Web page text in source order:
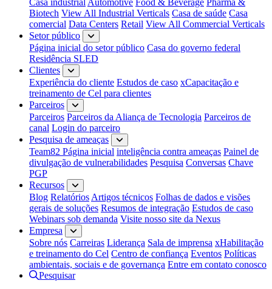
Biotech View All Industrial Verticals Casa de saúde Casa
comercial Data Centers Retail View All Commercial Verticals
Setor público
Página inicial do setor público Casa do governo federal
Residência SLED
Clientes
Experiência do cliente Estudos de caso xCapacitação e
treinamento de Cel para clientes
Parceiros
Parceiros Parceiros da Aliança de Tecnologia Parceiros de
canal Login do parceiro
Pesquisa de ameaças
Team82 Página inicial inteligência contra ameaças Painel de
divulgação de vulnerabilidades Pesquisa Conversas Chave
PGP
Recursos
Blog Relatórios Artigos técnicos Folhas de dados e visões
gerais de soluções Resumos de integração Estudos de caso
Webinars sob demanda Visite nosso site da Nexus
Empresa
Sobre nós Carreiras Liderança Sala de imprensa xHabilitação
e treinamento do Cel Centro de confiança Eventos Políticas
ambientais, sociais e de governança Entre em contato conosco
Pesquisar